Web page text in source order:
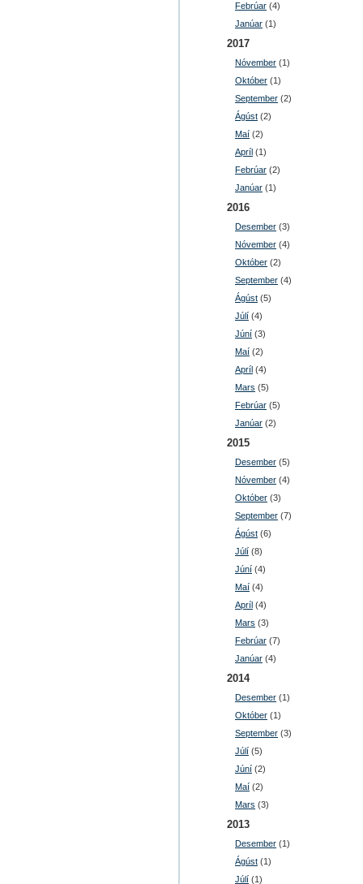
Febrúar (4)
Janúar (1)
2017
Nóvember (1)
Október (1)
September (2)
Ágúst (2)
Maí (2)
Apríl (1)
Febrúar (2)
Janúar (1)
2016
Desember (3)
Nóvember (4)
Október (2)
September (4)
Ágúst (5)
Júlí (4)
Júní (3)
Maí (2)
Apríl (4)
Mars (5)
Febrúar (5)
Janúar (2)
2015
Desember (5)
Nóvember (4)
Október (3)
September (7)
Ágúst (6)
Júlí (8)
Júní (4)
Maí (4)
Apríl (4)
Mars (3)
Febrúar (7)
Janúar (4)
2014
Desember (1)
Október (1)
September (3)
Júlí (5)
Júní (2)
Maí (2)
Mars (3)
2013
Desember (1)
Ágúst (1)
Júlí (1)